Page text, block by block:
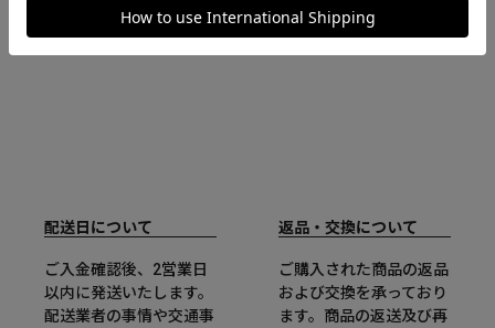
ジュアリー・アクセサリーを作り続
けてきました。
配送日について
ご入金確認後、2営業日
以内に発送いたします。
配送業者の事情や交通事
返品・交換について
ご購入された商品の返品
および交換を承っており
ます。商品の返送及び再